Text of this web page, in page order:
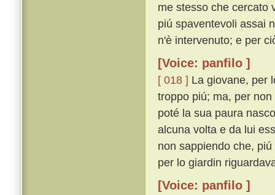
me stesso che cercato
piú spaventevoli assai
n'è intervenuto; e per
[Voice: panfilo ]
[ 018 ] La giovane, per
troppo piú; ma, per
poté la sua paura
alcuna volta e da lui
non sappiendo che,
per lo giardin
[Voice: panfilo ]